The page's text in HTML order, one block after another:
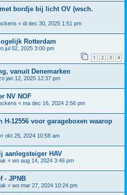
bordje bij licht OV (wsch.
« di dec 30, 2025 1:51 pm
Rotterdam
jul 02, 2025 3:00 pm
1 2 3 4
vanuit Denemarken
jan 12, 2025 12:37 pm
NV NOF
« ma dec 16, 2024 2:56 pm
H-12556 voor garageboxen waarop
okt 25, 2024 10:58 am
aanlegsteiger HAV
« wo aug 14, 2024 3:46 pm
- JPNB
« wo mar 27, 2024 10:24 pm